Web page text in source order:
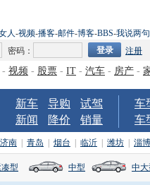
人-视频-播客-邮件-博客-BBS-我说两句
密码： 注册
- 视频 - 股票 - IT - 汽车 - 房产 -
新车 导购
试驾
新闻
降价 销量
车
车
济南 青岛 烟台 临沂 潍坊 淄博
凑型 中型 中